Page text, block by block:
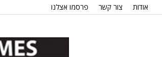
אודות צור קשר פרסמו אצלנו